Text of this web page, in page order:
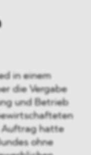
in einem
die Vergabe
und Betrieb
Auftrag hatte
ohne